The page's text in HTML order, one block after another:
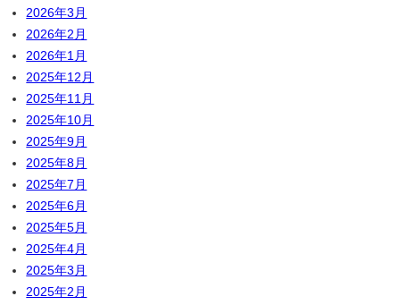
2026年3月
2026年2月
2026年1月
2025年12月
2025年11月
2025年10月
2025年9月
2025年8月
2025年7月
2025年6月
2025年5月
2025年4月
2025年3月
2025年2月